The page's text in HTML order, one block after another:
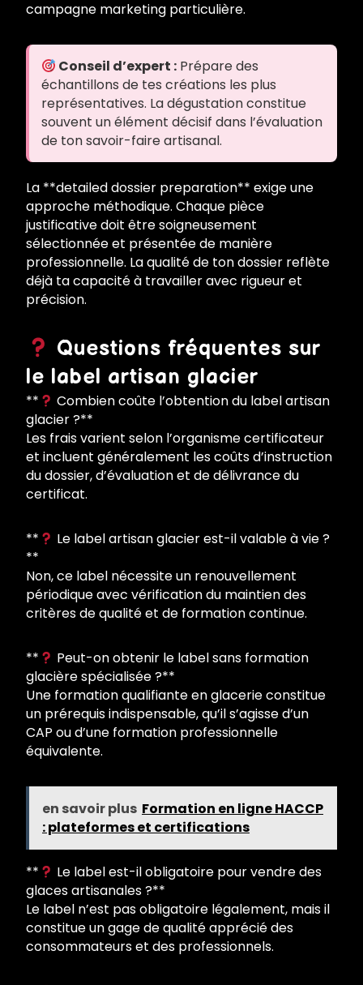
campagne marketing particulière.
Conseil d’expert : Prépare des
échantillons de tes créations les plus
représentatives. La dégustation constitue
souvent un élément décisif dans l’évaluation
de ton savoir-faire artisanal.
La **detailed dossier preparation** exige une
approche méthodique. Chaque pièce
justificative doit être soigneusement
sélectionnée et présentée de manière
professionnelle. La qualité de ton dossier reflète
déjà ta capacité à travailler avec rigueur et
précision.
Questions fréquentes sur
le label artisan glacier
**
Combien coûte l’obtention du label artisan
glacier ?**
Les frais varient selon l’organisme certificateur
et incluent généralement les coûts d’instruction
du dossier, d’évaluation et de délivrance du
certificat.
**
Le label artisan glacier est-il valable à vie ?
**
Non, ce label nécessite un renouvellement
périodique avec vérification du maintien des
critères de qualité et de formation continue.
**
Peut-on obtenir le label sans formation
glacière spécialisée ?**
Une formation qualifiante en glacerie constitue
un prérequis indispensable, qu’il s’agisse d’un
CAP ou d’une formation professionnelle
équivalente.
en savoir plus Formation en ligne HACCP
: plateformes et certifications
**
Le label est-il obligatoire pour vendre des
glaces artisanales ?**
Le label n’est pas obligatoire légalement, mais il
constitue un gage de qualité apprécié des
consommateurs et des professionnels.